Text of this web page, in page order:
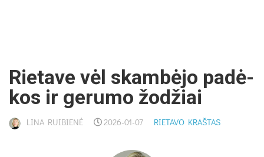
Rie­ta­ve vėl skam­bė­jo pa­dė­
kos ir ge­ru­mo žo­džiai
LINA RUIBIENĖ 2026-01-07 RIETAVO KRAŠTAS